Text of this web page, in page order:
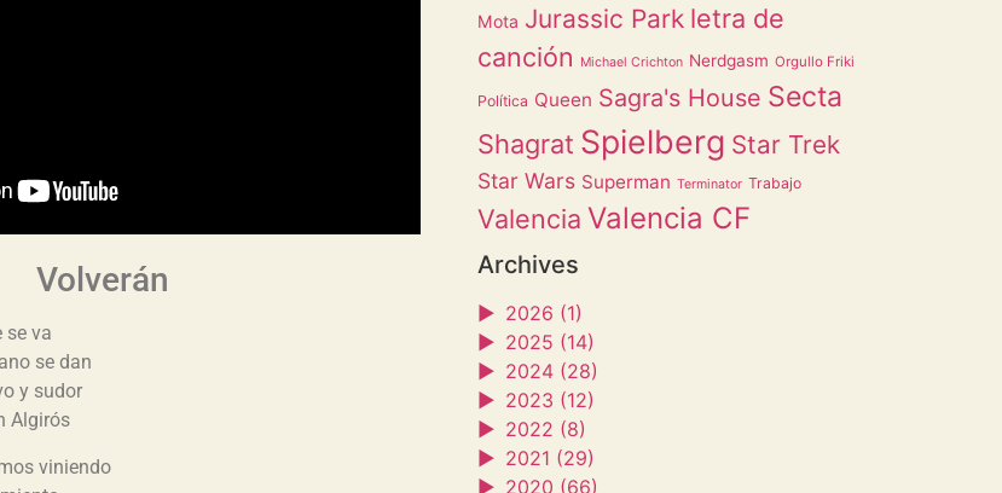
Volverán
se va
se dan
y sudor
Algirós
viniendo
Mota Jurassic Park letra de
canción
Michael Crichton Nerdgasm Orgullo Friki
Política Queen Sagra's House Secta
Shagrat Spielberg Star Trek
Star Wars Superman Terminator Trabajo
Valencia Valencia CF
Archives
► 2026 (1)
► 2025 (14)
► 2024 (28)
► 2023 (12)
► 2022 (8)
► 2021 (29)
► 2020 (66)